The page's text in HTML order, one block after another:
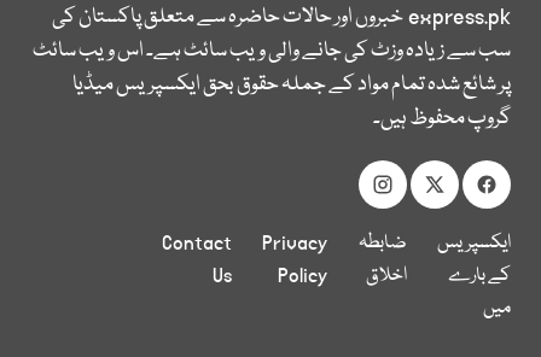
express.pkخبروں اور حالات حاضرہ سے متعلق پاکستان کی
سب سے زیادہ وزٹ کی جانے والی ویب سائٹ ہے۔ اس ویب سائٹ
پر شائع شدہ تمام مواد کے جملہ حقوق بحق ایکسپریس میڈیا
گروپ محفوظ ہیں۔
ایکسپریس
کے بارے
میں
ضابطہ
اخلاق
Privacy
Policy
Contact
Us